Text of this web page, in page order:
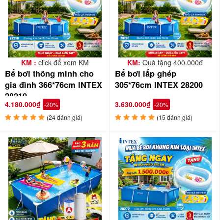
tại nhà.
KM : click để xem KM
Bể bơi thông minh cho
gia đình 366*76cm INTEX
28210
4.180.000₫ -20%
(24 đánh giá)
KM: Quà tặng 400.000đ
Bể bơi lắp ghép
305*76cm INTEX 28200
3.630.000₫ -20%
(15 đánh giá)